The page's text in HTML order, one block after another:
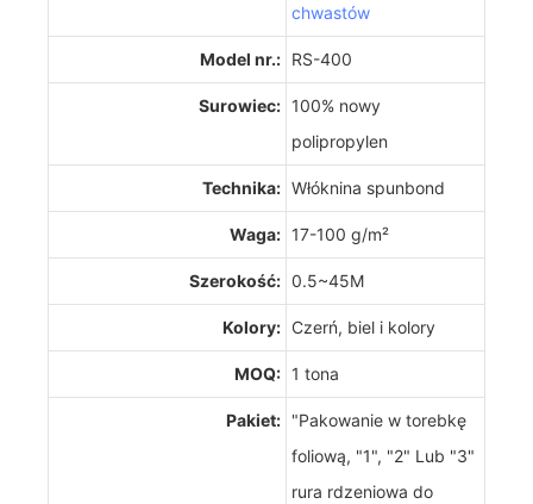
chwastów
Model nr.: RS-400
Surowiec: 100% nowy
polipropylen
Technika: Włóknina spunbond
Waga: 17-100 g/m²
Szerokość: 0.5~45M
Kolory: Czerń, biel i kolory
MOQ: 1 tona
Pakiet: "Pakowanie w torebkę
foliową, "1", "2" Lub "3"
rura rdzeniowa do